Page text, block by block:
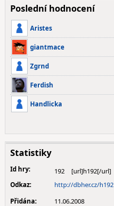
Poslední hodnocení
Aristes
giantmace
Zgrnd
Ferdish
Handlicka
Statistiky
Id hry:
192
Odkaz:
http://dbher.cz/h192
Přidána:
11.06.2008